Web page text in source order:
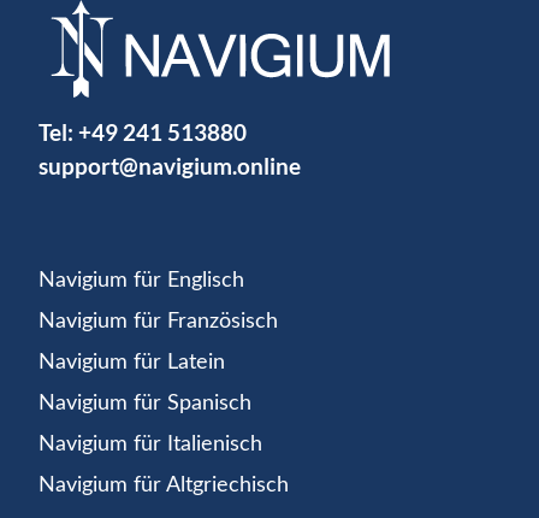
Tel: +49 241 513880
support@navigium.online
Navigium für Englisch
Navigium für Französisch
Navigium für Latein
Navigium für Spanisch
Navigium für Italienisch
Navigium für Altgriechisch